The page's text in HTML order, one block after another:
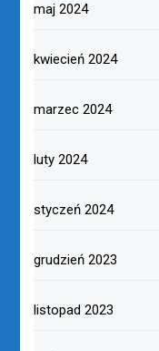
maj 2024
kwiecień 2024
marzec 2024
luty 2024
styczeń 2024
grudzień 2023
listopad 2023